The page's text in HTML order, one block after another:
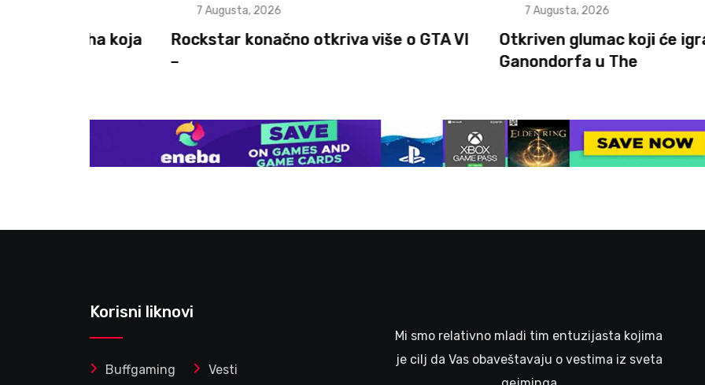
7 Augusta, 2026
Rockstar konačno otkriva više o GTA VI
7 Augusta, 2026
Otkriven glumac koji će igrati
Ganondorfa u The
Korisni liknovi
Buffgaming Vesti
Mi smo relativno mladi tim entuzijasta kojima
je cilj da Vas obaveštavaju o vestima iz sveta